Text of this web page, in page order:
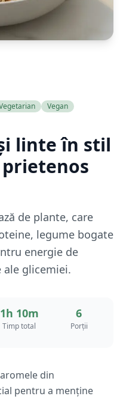
Vegan
linte în stil
de plante, care
legume bogate
energie de
glicemiei.
1h 10m
Timp total
6
Porții
din
pentru a menține